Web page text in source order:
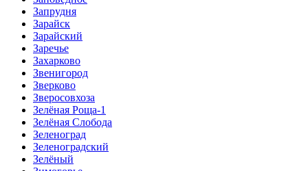
Запрудня
Зарайск
Зарайский
Заречье
Захарково
Звенигород
Зверково
Зверосовхоза
Зелёная Роща-1
Зелёная Слобода
Зеленоград
Зеленоградский
Зелёный